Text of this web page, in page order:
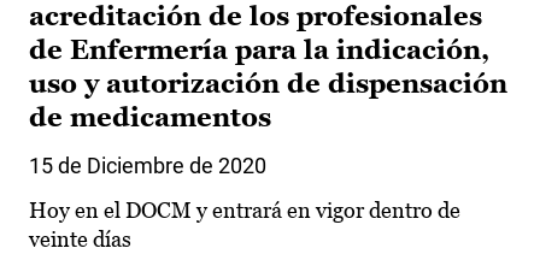
acreditación de los profesionales
de Enfermería para la indicación,
uso y autorización de dispensación
de medicamentos
15 de Diciembre de 2020
Hoy en el DOCM y entrará en vigor dentro de
veinte días